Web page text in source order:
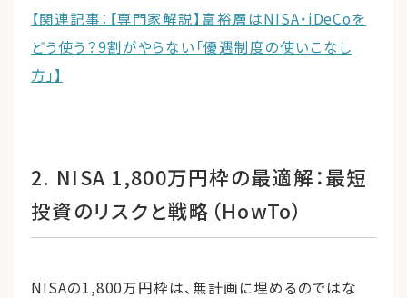
【関連記事：【専門家解説】富裕層はNISA・iDeCoを
どう使う？9割がやらない「優遇制度の使いこなし
方」】
2. NISA 1,800万円枠の最適解：最短
投資のリスクと戦略（HowTo）
NISAの1,800万円枠は、無計画に埋めるのではな